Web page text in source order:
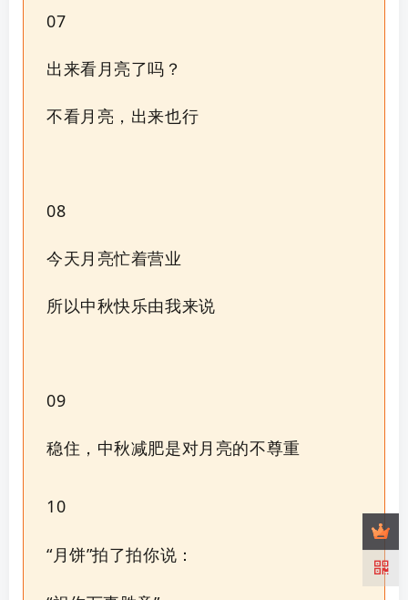
07
出来看月亮了吗？
不看月亮，出来也行
08
今天月亮忙着营业
所以中秋快乐由我来说
09
稳住，中秋减肥是对月亮的不尊重
10
“月饼”拍了拍你说：